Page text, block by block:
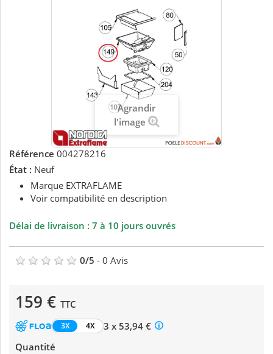
Agrandir
l'image
Référence 004278216
État : Neuf
Marque EXTRAFLAME
Voir compatibilité en description
Délai de livraison : 7 à 10 jours ouvrés
0/5 - 0 Avis
159 € TTC
3X 4X
3 x 53,94 €
Quantité